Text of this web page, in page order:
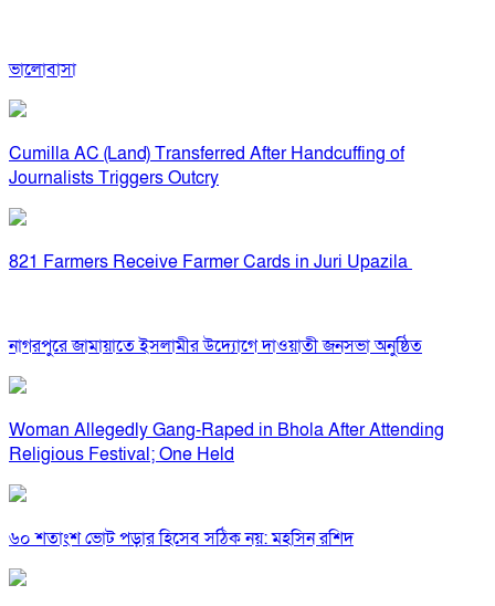
ভালোবাসা
Cumilla AC (Land) Transferred After Handcuffing of
Journalists Triggers Outcry
821 Farmers Receive Farmer Cards in Juri Upazila
নাগরপুরে জামায়াতে ইসলামীর উদ্যোগে দাওয়াতী জনসভা অনুষ্ঠিত
Woman Allegedly Gang-Raped in Bhola After Attending
Religious Festival; One Held
৬০ শতাংশ ভোট পড়ার হিসেব সঠিক নয়: মহসিন রশিদ